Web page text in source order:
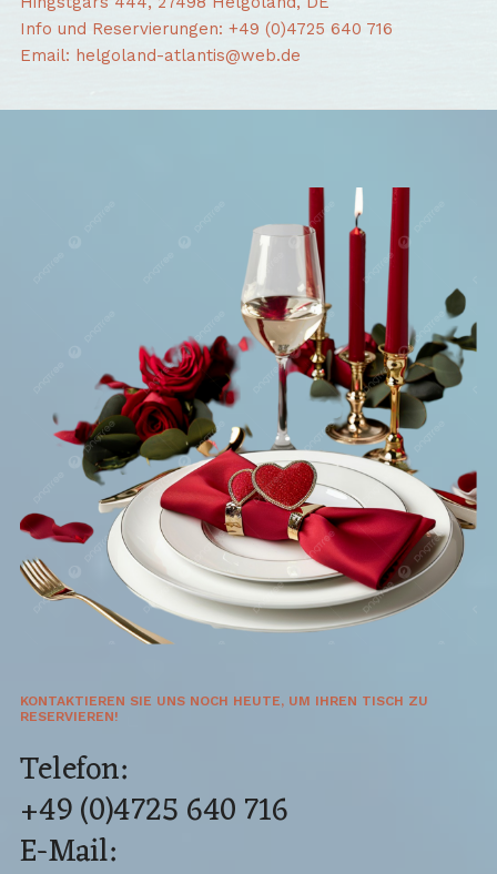
Info und Reservierungen: +49 (0)4725 640 716
Email: helgoland-atlantis@web.de
KONTAKTIEREN SIE UNS NOCH HEUTE, UM IHREN TISCH ZU
RESERVIEREN!
Telefon:
+49 (0)4725 640 716
E-Mail: